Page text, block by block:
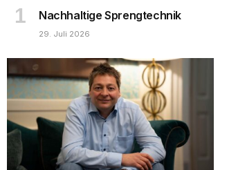
Nachhaltige Sprengtechnik
29. Juli 2026